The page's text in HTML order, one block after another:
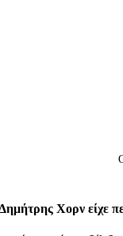
Χορν είχε